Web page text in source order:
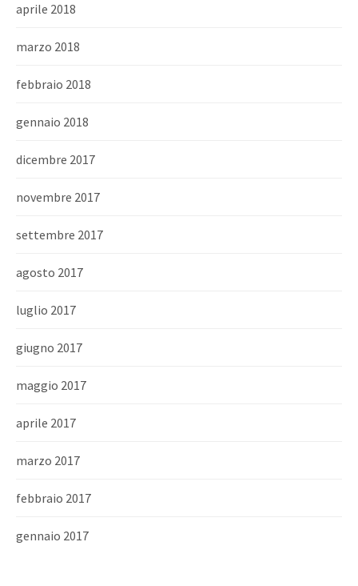
aprile 2018
marzo 2018
febbraio 2018
gennaio 2018
dicembre 2017
novembre 2017
settembre 2017
agosto 2017
luglio 2017
giugno 2017
maggio 2017
aprile 2017
marzo 2017
febbraio 2017
gennaio 2017